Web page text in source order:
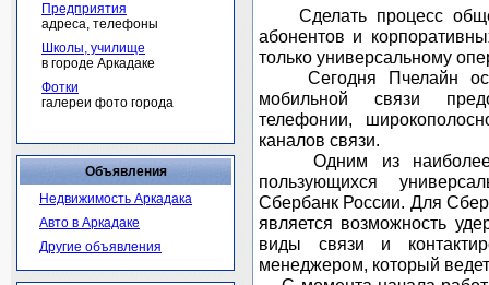
Предприятия
адреса, телефоны
Школы, училище
в городе Аркадаке
Фотки
галереи фото города
Объявления
Недвижимость Аркадака
Авто в Аркадаке
Другие объявления
Сделать процесс
абонентов и
только универсальному
Сегодня Пчелайн
мобильной связи
телефонии,
каналов связи.
Одним из наиболее
пользующихся
Сбербанк России. Для
является возможность
виды связи и
менеджером, который